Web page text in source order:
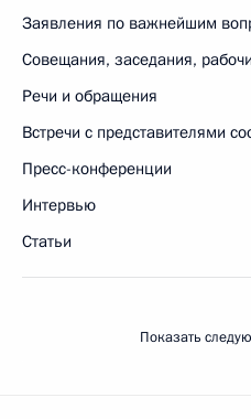
Заявления по важнейшим
Совещания, заседания,
Речи и обращения
Встречи с представителями
Пресс-конференции
Интервью
Статьи
Показать